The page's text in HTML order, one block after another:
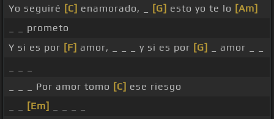
Yo seguiré [C] enamorado, _ [G] esto yo te lo [Am]
_ _ prometo
Y si es por [F] amor, _ _ _ y si es por [G]
_ amor _ _
_ _ _ Por amor tomo [C] ese riesgo
[Em]